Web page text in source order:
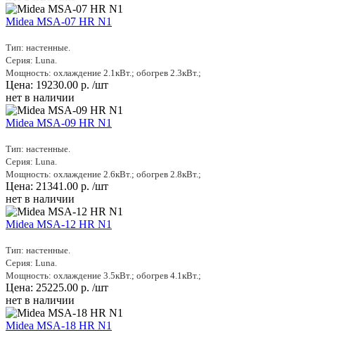
Midea MSA-07 HR N1
Тип: настенные.
Серия: Luna.
Мощность: охлаждение 2.1кВт.; обогрев 2.3кВт.;
Цена: 19230.00 р. /шт
нет в наличии
Midea MSA-09 HR N1
Тип: настенные.
Серия: Luna.
Мощность: охлаждение 2.6кВт.; обогрев 2.8кВт.;
Цена: 21341.00 р. /шт
нет в наличии
Midea MSA-12 HR N1
Тип: настенные.
Серия: Luna.
Мощность: охлаждение 3.5кВт.; обогрев 4.1кВт.;
Цена: 25225.00 р. /шт
нет в наличии
Midea MSA-18 HR N1